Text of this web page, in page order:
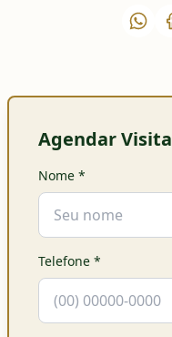
Agendar Visita
Nome *
Telefone *